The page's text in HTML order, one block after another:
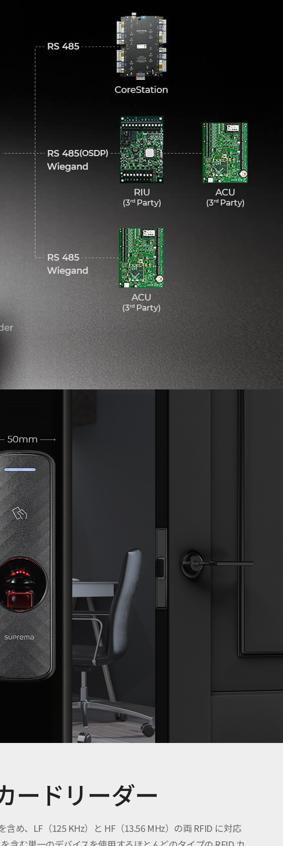
ードリーダー
め、LF（125 KHz）と HF（13.56 MHz）の両 RFID に対応